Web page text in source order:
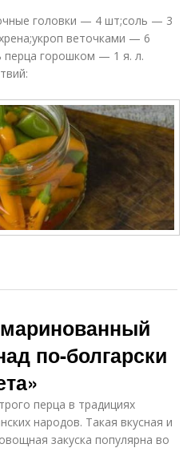
головки — 4 шт;соль — 3
веточками — 6
горошком — 1 я. л.
по-болгарски
перца в традициях
народов. Такая вкусная и
закуска популярна во